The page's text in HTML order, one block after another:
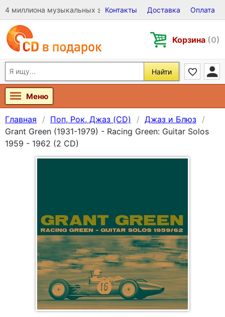
4 миллиона музыкальных записей на Виниле, CD и DVD
Контакты Доставка Оплата
Корзина (0)
Найти
Меню
Главная Поп, Рок, Джаз (CD)
Джаз и Блюз
Grant Green (1931-1979) - Racing Green: Guitar Solos
1959 - 1962 (2 CD)